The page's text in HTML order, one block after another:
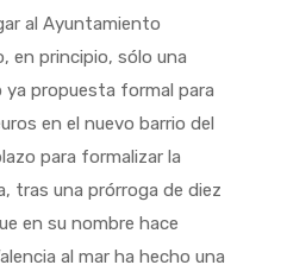
al Ayuntamiento
en principio, sólo una
propuesta formal para
en el nuevo barrio del
para formalizar la
tras una prórroga de diez
en su nombre hace
al mar ha hecho una